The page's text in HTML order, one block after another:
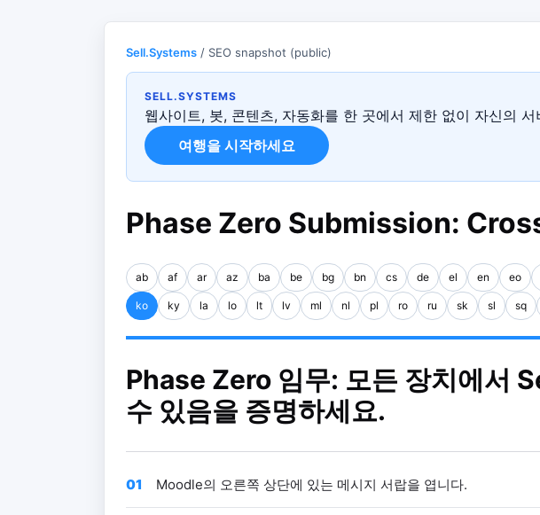
Sell.Systems / SEO snapshot (public)
SELL.SYSTEMS
웹사이트, 봇, 콘텐츠, 자동화를 한 곳에서 제한 없이 자신의
여행을 시작하세요
Phase Zero Submission:
ab af ar az ba be bg bn cs de el en eo
ko ky la lo lt lv ml nl pl ro ru sk sl sq
Phase Zero 임무: 모든 장치에서
수 있음을 증명하세요.
01 Moodle의 오른쪽 상단에 있는 메시지 서랍을 엽니다.